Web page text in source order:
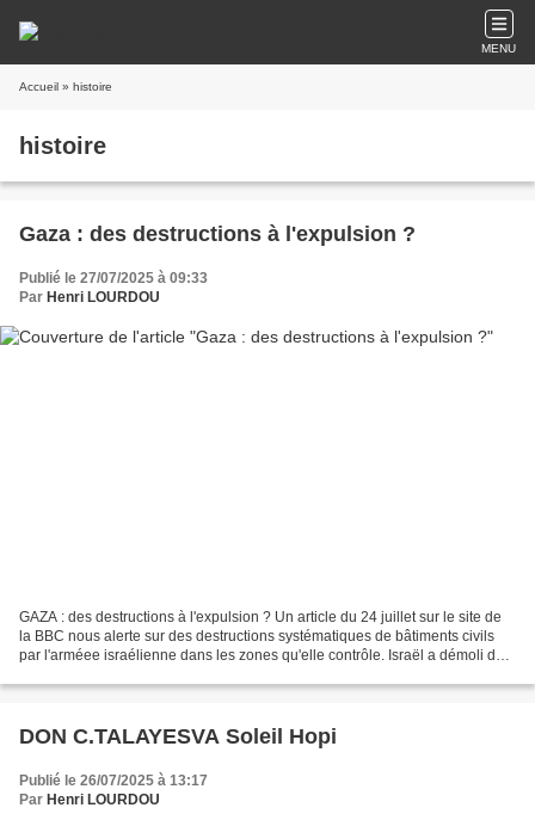
MENU
Accueil » histoire
histoire
Gaza : des destructions à l'expulsion ?
Publié le 27/07/2025 à 09:33
Par Henri LOURDOU
GAZA : des destructions à l'expulsion ? Un article du 24 juillet sur le site de
la BBC nous alerte sur des destructions systématiques de bâtiments civils
par l'arméee israélienne dans les zones qu'elle contrôle. Israël a démoli des
DON C.TALAYESVA Soleil Hopi
Publié le 26/07/2025 à 13:17
Par Henri LOURDOU